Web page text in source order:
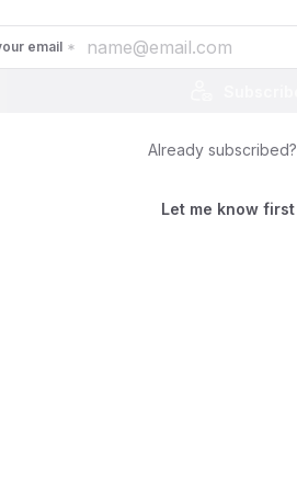
email
Already subscribed?
Let me know first